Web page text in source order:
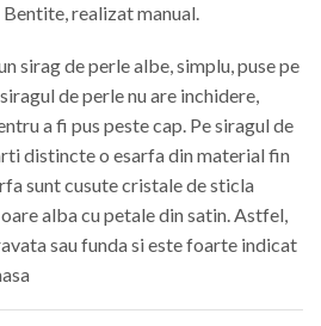
realizat manual.
sirag de perle albe, simplu, puse pe
de perle nu are inchidere,
a fi pus peste cap. Pe siragul de
distincte o esarfa din material fin
sunt cusute cristale de sticla
alba cu petale din satin. Astfel,
sau funda si este foarte indicat